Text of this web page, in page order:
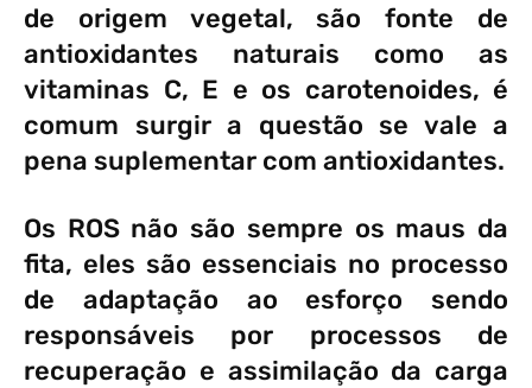
de origem vegetal, são fonte de
antioxidantes naturais como as
vitaminas C, E e os carotenoides, é
comum surgir a questão se vale a
pena suplementar com antioxidantes.
Os ROS não são sempre os maus da
fita, eles são essenciais no processo
de adaptação ao esforço sendo
responsáveis por processos de
recuperação e assimilação da carga